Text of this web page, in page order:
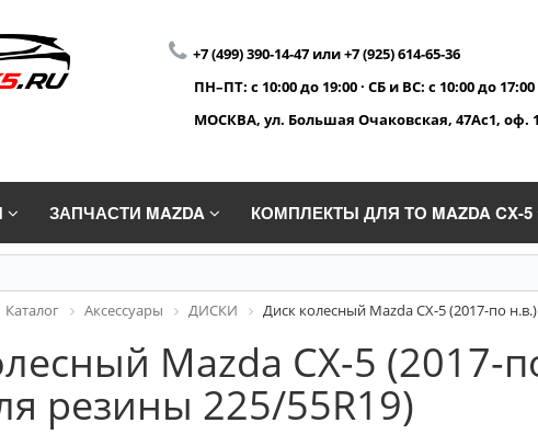
+7 (499) 390-14-47 или +7 (925) 614-65-36
ПН–ПТ: с 10:00 до 19:00 · СБ и ВС: с 10:00 до 17:00
МОСКВА, ул. Большая Очаковская, 47Ас1, оф.
ЗАПЧАСТИ MAZDA КОМПЛЕКТЫ ДЛЯ ТО MAZDA CX-5
Каталог Аксессуары ДИСКИ Диск колесный Mazda CX-5 (2017-по
Mazda CX-5 (2017-
резины 225/55R19)